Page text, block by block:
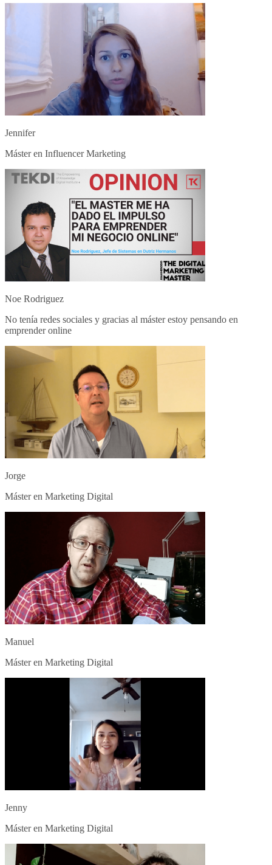
Jennifer
Máster en Influencer Marketing
Noe Rodriguez
No tenía redes sociales y gracias al máster estoy pensando en
emprender online
Jorge
Máster en Marketing Digital
Manuel
Máster en Marketing Digital
Jenny
Máster en Marketing Digital